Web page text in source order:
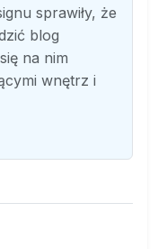
sprawiły, że
blog
na nim
wnętrz i